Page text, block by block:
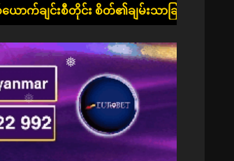
ျမ်းသာခြင်း၊ ကိုယ်၏ကျန်းမာခြင်းနှင့် ပြ